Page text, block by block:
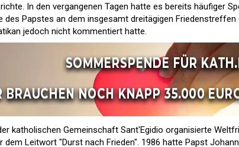
In den vergangenen Tagen hatte es bereits häufiger
des Papstes an dem insgesamt dreitägigen Friedenstreffen
jedoch nicht kommentiert hatte.
katholischen Gemeinschaft Sant'Egidio organisierte
dem Leitwort "Durst nach Frieden". 1986 hatte Papst